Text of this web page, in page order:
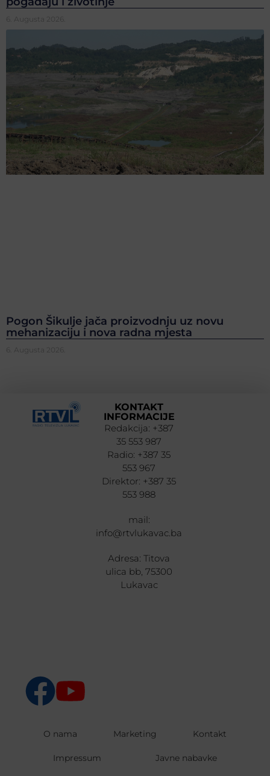
6. Augusta 2026.
Pogon Šikulje jača proizvodnju uz novu
mehanizaciju i nova radna mjesta
6. Augusta 2026.
KONTAKT
INFORMACIJE
Redakcija: +387
35 553 987
Radio: +387 35
553 967
Direktor: +387 35
553 988
mail:
info@rtvlukavac.ba
Adresa: Titova
ulica bb, 75300
Lukavac
O nama Marketing Kontakt
Impressum Javne nabavke